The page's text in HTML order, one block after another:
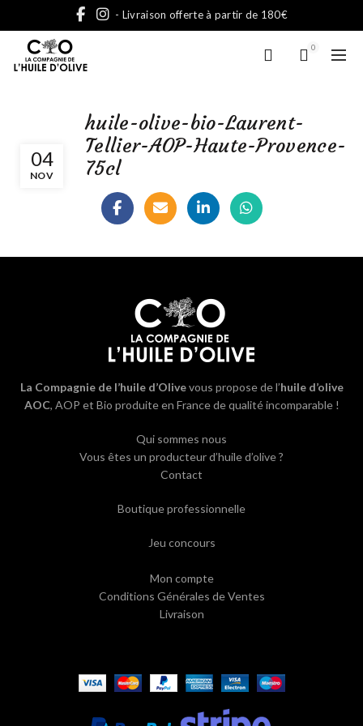
- Livraison offerte à partir de 180€
0
04
NOV
huile-olive-bio-Laurent-
Tellier-AOP-Haute-Provence-
75cl
La Compagnie de l’huile d’Olivevous propose de l’huile d’olive
AOC, AOP et Bio produite en France de qualité incomparable !
Qui sommes nous
Vous êtes un producteur d’huile d’olive ?
Contact
Boutique professionnelle
Jeu concours
Mon compte
Conditions Générales de Ventes
Livraison